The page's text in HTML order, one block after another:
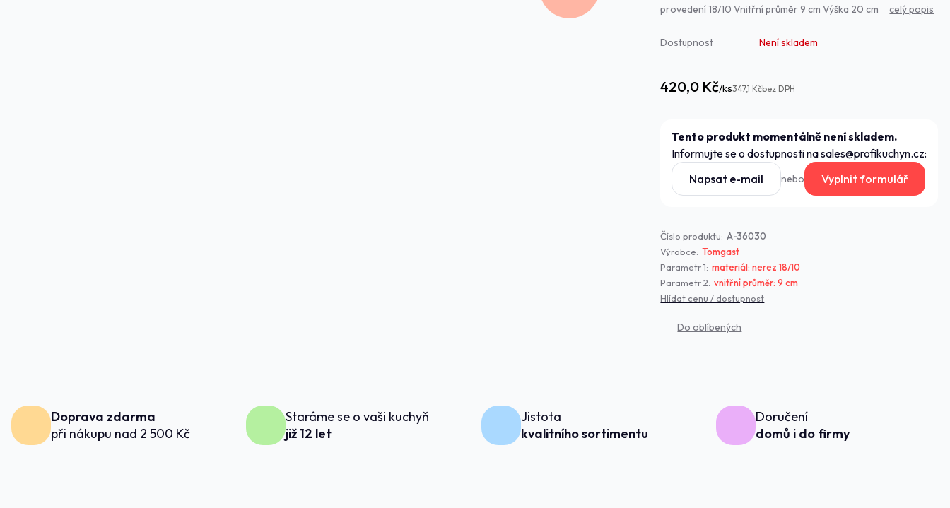
provedení 18/10 Vnitřní průměr 9 cm Výška 20 cmcelý popis
Dostupnost Není skladem
420,0 Kč/ks347,1 Kčbez DPH
Tento produkt momentálně není skladem.
Informujte se o dostupnosti na sales@profikuchyn.cz:
Napsat e-mail
nebo Vyplnit formulář
Číslo produktu: A-36030
Výrobce: Tomgast
Parametr 1: materiál: nerez 18/10
Parametr 2: vnitřní průměr: 9 cm
Hlídat cenu / dostupnost
Doprava zdarma
při nákupu nad 2 500 Kč
Staráme se o vaši kuchyň
již 12 let
Jistota
kvalitního sortimentu
Doručení
domů i do firmy